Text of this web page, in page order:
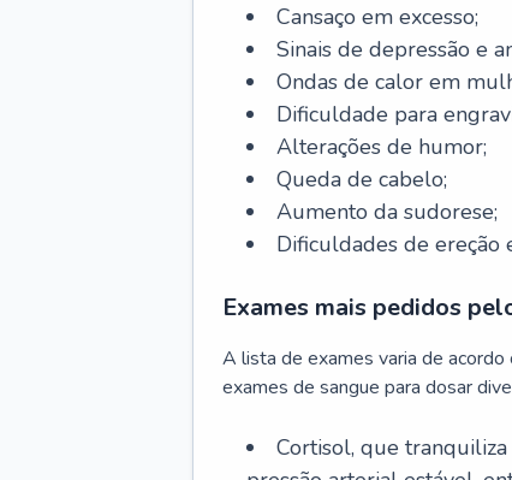
Cansaço em excesso;
Sinais de depressão e
Ondas de calor em
Dificuldade para
Alterações de humor;
Queda de cabelo;
Aumento da sudorese;
Dificuldades de ereção
Exames mais pedidos
A lista de exames varia de
exames de sangue para dosar
Cortisol, que